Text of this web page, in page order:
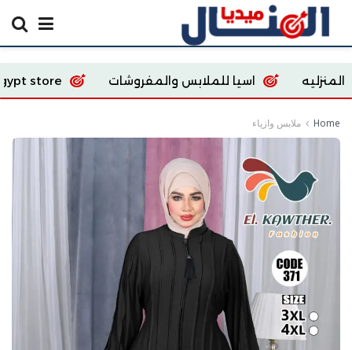
اسيا للملابس والمفروشات Ecoway Egypt store
Home ملابس وازياء